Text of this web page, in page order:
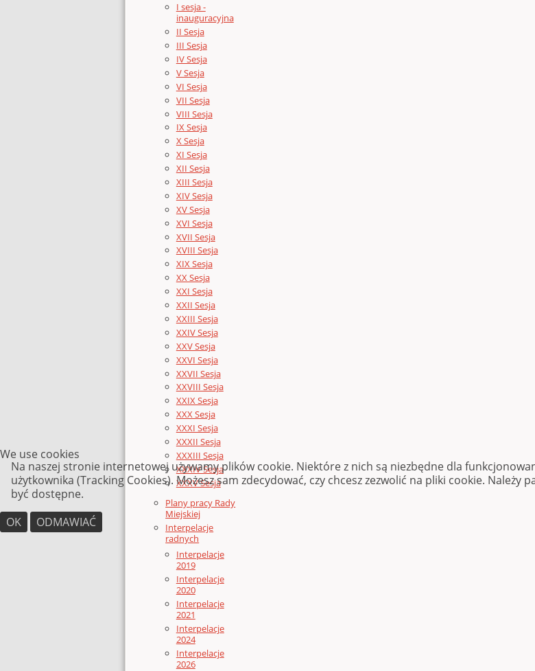
I sesja -
inauguracyjna
II Sesja
III Sesja
IV Sesja
V Sesja
VI Sesja
VII Sesja
VIII Sesja
IX Sesja
X Sesja
XI Sesja
XII Sesja
XIII Sesja
XIV Sesja
XV Sesja
XVI Sesja
XVII Sesja
XVIII Sesja
XIX Sesja
XX Sesja
XXI Sesja
XXII Sesja
XXIII Sesja
XXIV Sesja
XXV Sesja
XXVI Sesja
XXVII Sesja
XXVIII Sesja
XXIX Sesja
XXX Sesja
XXXI Sesja
XXXII Sesja
XXXIII Sesja
XXXIV Sesja
XXXV Sesja
Plany pracy Rady
Miejskiej
Interpelacje
radnych
Interpelacje
2019
Interpelacje
2020
Interpelacje
2021
Interpelacje
2024
Interpelacje
2026
We use cookies
Na naszej stronie internetowej używamy plików cookie. Niektóre z nich są niezbędne dla
użytkownika (Tracking Cookies). Możesz sam zdecydować, czy chcesz zezwolić na pliki cookie.
być dostępne.
OK
ODMAWIAĆ